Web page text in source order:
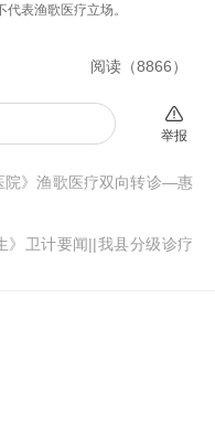
表渔歌医疗立场。
阅读（8866）
举报
院》渔歌医疗双向转诊—惠
》卫计要闻||我县分级诊疗